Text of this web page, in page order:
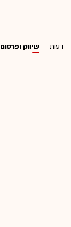
דעות שיווק ופרסום